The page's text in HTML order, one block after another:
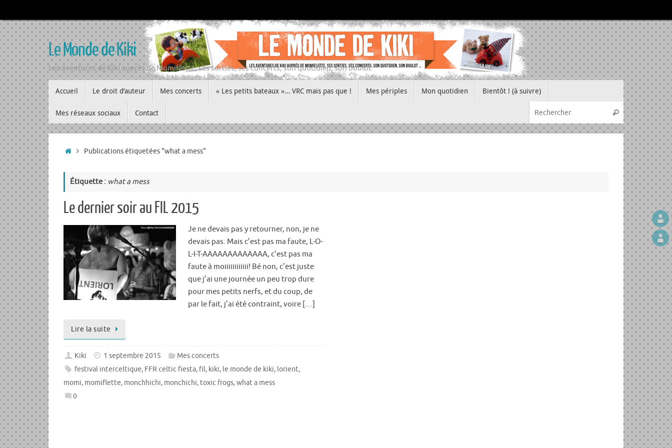
au
contenu
Le Monde de Kiki
Les aventures de Kiki auprès de Momiflette, ses sorties, ses concerts, son quotidien, son boulot
au
contenu
Accueil Le droit d’auteur Mes concerts « Les petits bateaux »… VRC mais pas que ! Mes périples Mon quotidien Bientôt ! (à suivre)
Mes réseaux sociaux Contact
Recherche
Rechercher
Accueil
Publications étiquetées "what a mess"
Étiquette : what a mess
Le dernier soir au FIL 2015
Je ne devais pas y retourner, non, je ne
devais pas. Mais c’est pas ma faute, L-O-
L-I-T-AAAAAAAAAAAAA, c’est pas ma
faute à moiiiiiiiiiiii! Bé non, c’est juste
que j’ai une journée un peu trop dure
pour mes petits nerfs, et du coup, de
par le fait, j’ai été contraint, voire […]
Lire la suite
Kiki 1 septembre 2015
Mes concerts
festival interceltique, FFR celtic fiesta, fil, kiki, le monde de kiki, lorient,
momi, momiflette, monchhichi, monchichi, toxic frogs,what a mess
0